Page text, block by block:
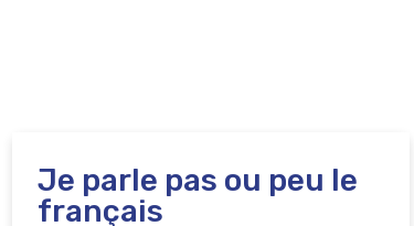
Je parle pas ou peu le
français